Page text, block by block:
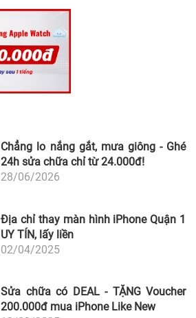
Chẳng lo nắng gắt, mưa giông - Ghé
24h sửa chữa chỉ từ 24.000đ!
28/06/2026
Địa chỉ thay màn hình iPhone Quận 1
UY TÍN, lấy liền
02/04/2025
Sửa chữa có DEAL - TẶNG Voucher
200.000đ mua iPhone Like New